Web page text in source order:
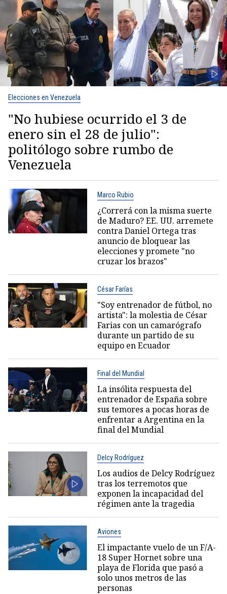
Elecciones en Venezuela
"No hubiese ocurrido el 3 de
enero sin el 28 de julio":
politólogo sobre rumbo de
Venezuela
Marco Rubio
¿Correrá con la misma suerte
de Maduro? EE. UU. arremete
contra Daniel Ortega tras
anuncio de bloquear las
elecciones y promete "no
cruzar los brazos"
César Farías
"Soy entrenador de fútbol, no
artista": la molestia de César
Farias con un camarógrafo
durante un partido de su
equipo en Ecuador
Final del Mundial
La insólita respuesta del
entrenador de España sobre
sus temores a pocas horas de
enfrentar a Argentina en la
final del Mundial
Delcy Rodríguez
Los audios de Delcy Rodríguez
tras los terremotos que
exponen la incapacidad del
régimen ante la tragedia
Aviones
El impactante vuelo de un F/A-
18 Super Hornet sobre una
playa de Florida que pasó a
solo unos metros de las
personas